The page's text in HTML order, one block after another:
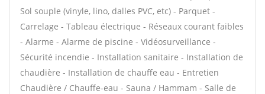
Sol souple (vinyle, lino, dalles PVC, etc) - Parquet -
Carrelage - Tableau électrique - Réseaux courant faibles
- Alarme - Alarme de piscine - Vidéosurveillance -
Sécurité incendie - Installation sanitaire - Installation de
chaudière - Installation de chauffe eau - Entretien
Chaudière / Chauffe-eau - Sauna / Hammam - Salle de